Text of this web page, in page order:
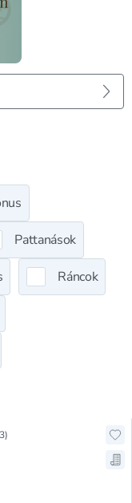
Pattanások
Ráncok
kedvencekhez,
listára,
pontszáma:
)